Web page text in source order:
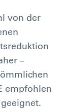
von der
–
empfohlen